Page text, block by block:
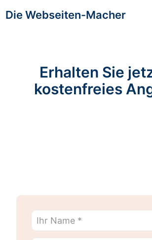
Die Webseiten-Macher
Erhalten Sie
kostenfreies